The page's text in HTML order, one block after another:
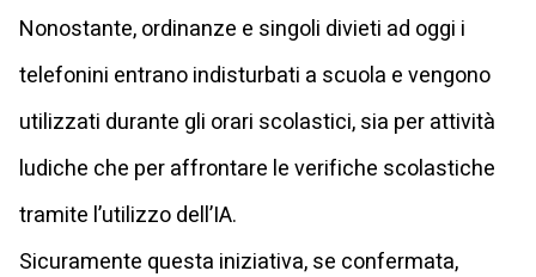
Nonostante, ordinanze e singoli divieti ad oggi i
telefonini entrano indisturbati a scuola e vengono
utilizzati durante gli orari scolastici, sia per attività
ludiche che per affrontare le verifiche scolastiche
tramite l’utilizzo dell’IA.
Sicuramente questa iniziativa, se confermata,